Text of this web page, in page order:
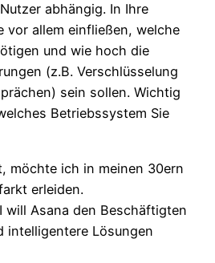
abhängig. In Ihre
vor allem einfließen, welche
und wie hoch die
(z.B. Verschlüsselung
sein sollen. Wichtig
Betriebssystem Sie
möchte ich in meinen 30ern
erleiden.
will Asana den Beschäftigten
intelligentere Lösungen